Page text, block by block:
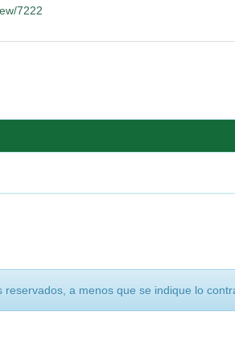
7222
a menos que se indique lo